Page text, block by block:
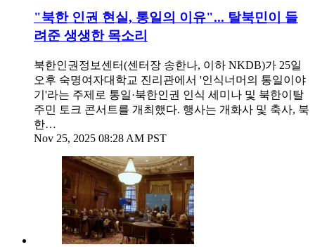
"북한 인권 현실, 통일의 이유"... 탈북민이 들
려준 생생한 목소리
북한인권정보센터(센터장 송한나, 이하 NKDB)가 25일
오후 숙명여자대학교 진리관에서 '인식너머의 통일이야
기'라는 주제로 통일·북한인권 인식 세미나 및 북한이탈
주민 토크 콘서트를 개최했다. 행사는 개화사 및 축사, 북
한…
Nov 25, 2025 08:28 AM PST